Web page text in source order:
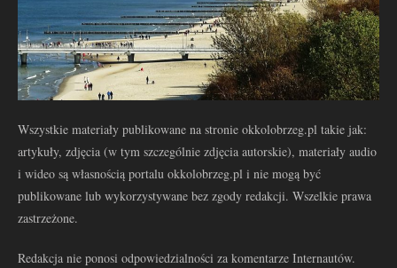
Wszystkie materiały publikowane na stronie okkolobrzeg.pl takie jak:
artykuły, zdjęcia (w tym szczególnie zdjęcia autorskie), materiały audio
i wideo są własnością portalu okkolobrzeg.pl i nie mogą być
publikowane lub wykorzystywane bez zgody redakcji. Wszelkie prawa
zastrzeżone.
Redakcja nie ponosi odpowiedzialności za komentarze Internautów.